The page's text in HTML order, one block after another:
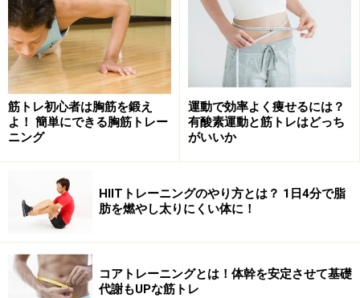
筋トレ初心者は胸筋を鍛え
よ！ 簡単にできる胸筋トレー
ニング
運動で効率よく痩せるには？
有酸素運動と筋トレはどっち
がいいか
HIITトレーニングのやり方とは？ 1日4分で脂
肪を燃やし太りにくい体に！
コアトレーニングとは！体幹を安定させて基礎
代謝もUPな筋トレ